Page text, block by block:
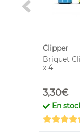
Clipper
Briquet
x 4
3,30€
En